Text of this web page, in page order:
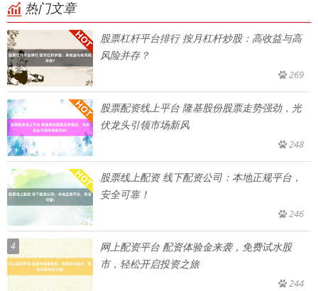
热门文章
股票杠杆平台排行 按月杠杆炒股：高收益与高
风险并存？
269
股票配资线上平台 隆基股份股票走势强劲，光
伏龙头引领市场新风
248
股票线上配资 线下配资公司：本地正规平台，
安全可靠！
246
4
网上配资平台 配资体验金来袭，免费试水股
市，轻松开启投资之旅
244